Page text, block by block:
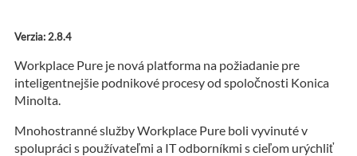
Verzia: 2.8.4
Workplace Pure je nová platforma na požiadanie pre
inteligentnejšie podnikové procesy od spoločnosti Konica
Minolta.
Mnohostranné služby Workplace Pure boli vyvinuté v
spolupráci s používateľmi a IT odborníkmi s cieľom urýchliť